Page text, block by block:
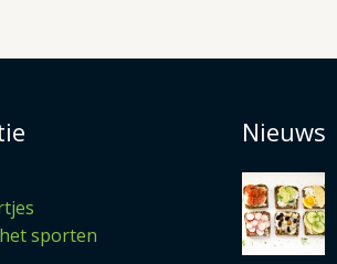
sporten
Nieuws